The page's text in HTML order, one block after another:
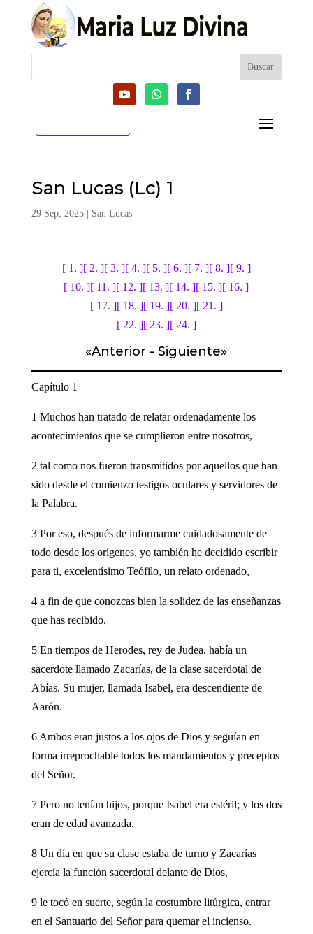
San Lucas (Lc) 1
29 Sep, 2025| San Lucas
[ 1. ][ 2. ][ 3. ][ 4. ][ 5. ][ 6. ][ 7. ][ 8. ][ 9. ]
[ 10. ][ 11. ][ 12. ][ 13. ][ 14. ][ 15. ][ 16. ]
[ 17. ][ 18. ][ 19. ][ 20. ][ 21. ]
[ 22. ][ 23. ][ 24. ]
«Anterior -Siguiente»
Capítulo 1
1 Muchos han tratado de relatar ordenadamente los
acontecimientos que se cumplieron entre nosotros,
2 tal como nos fueron transmitidos por aquellos que han
sido desde el comienzo testigos oculares y servidores de
la Palabra.
3 Por eso, después de informarme cuidadosamente de
todo desde los orígenes, yo también he decidido escribir
para ti, excelentísimo Teófilo, un relato ordenado,
4 a fin de que conozcas bien la solidez de las enseñanzas
que has recibido.
5 En tiempos de Herodes, rey de Judea, había un
sacerdote llamado Zacarías, de la clase sacerdotal de
Abías. Su mujer, llamada Isabel, era descendiente de
Aarón.
6 Ambos eran justos a los ojos de Dios y seguían en
forma irreprochable todos los mandamientos y preceptos
del Señor.
7 Pero no tenían hijos, porque Isabel era estéril; y los dos
eran de edad avanzada.
8 Un día en que su clase estaba de turno y Zacarías
ejercía la función sacerdotal delante de Dios,
9 le tocó en suerte, según la costumbre litúrgica, entrar
en el Santuario del Señor para quemar el incienso.